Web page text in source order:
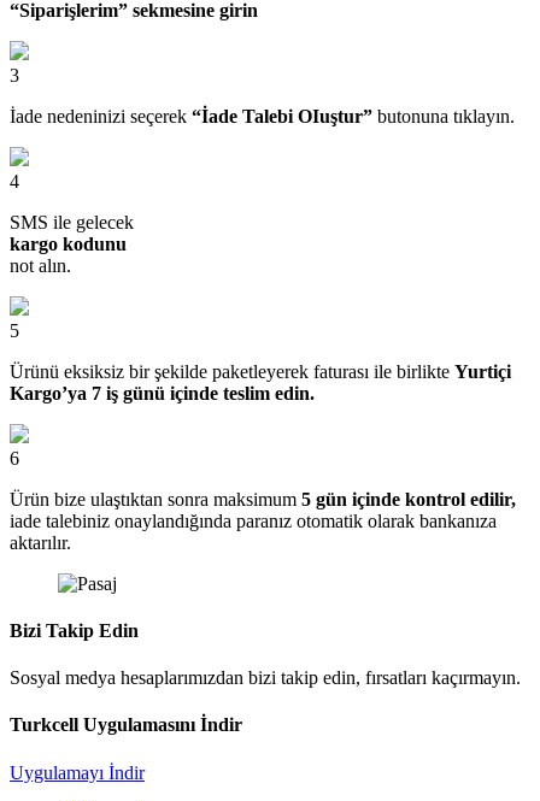
“Siparişlerim” sekmesine girin
3
İade nedeninizi seçerek “İade Talebi OIuştur” butonuna tıklayın.
4
SMS ile gelecek
kargo kodunu
not alın.
5
Ürünü eksiksiz bir şekilde paketleyerek faturası ile birlikte Yurtiçi
Kargo’ya 7 iş günü içinde teslim edin.
6
Ürün bize ulaştıktan sonra maksimum 5 gün içinde kontrol edilir,
iade talebiniz onaylandığında paranız otomatik olarak bankanıza
aktarılır.
Bizi Takip Edin
Sosyal medya hesaplarımızdan bizi takip edin, fırsatları kaçırmayın.
Turkcell Uygulamasını İndir
Uygulamayı İndir